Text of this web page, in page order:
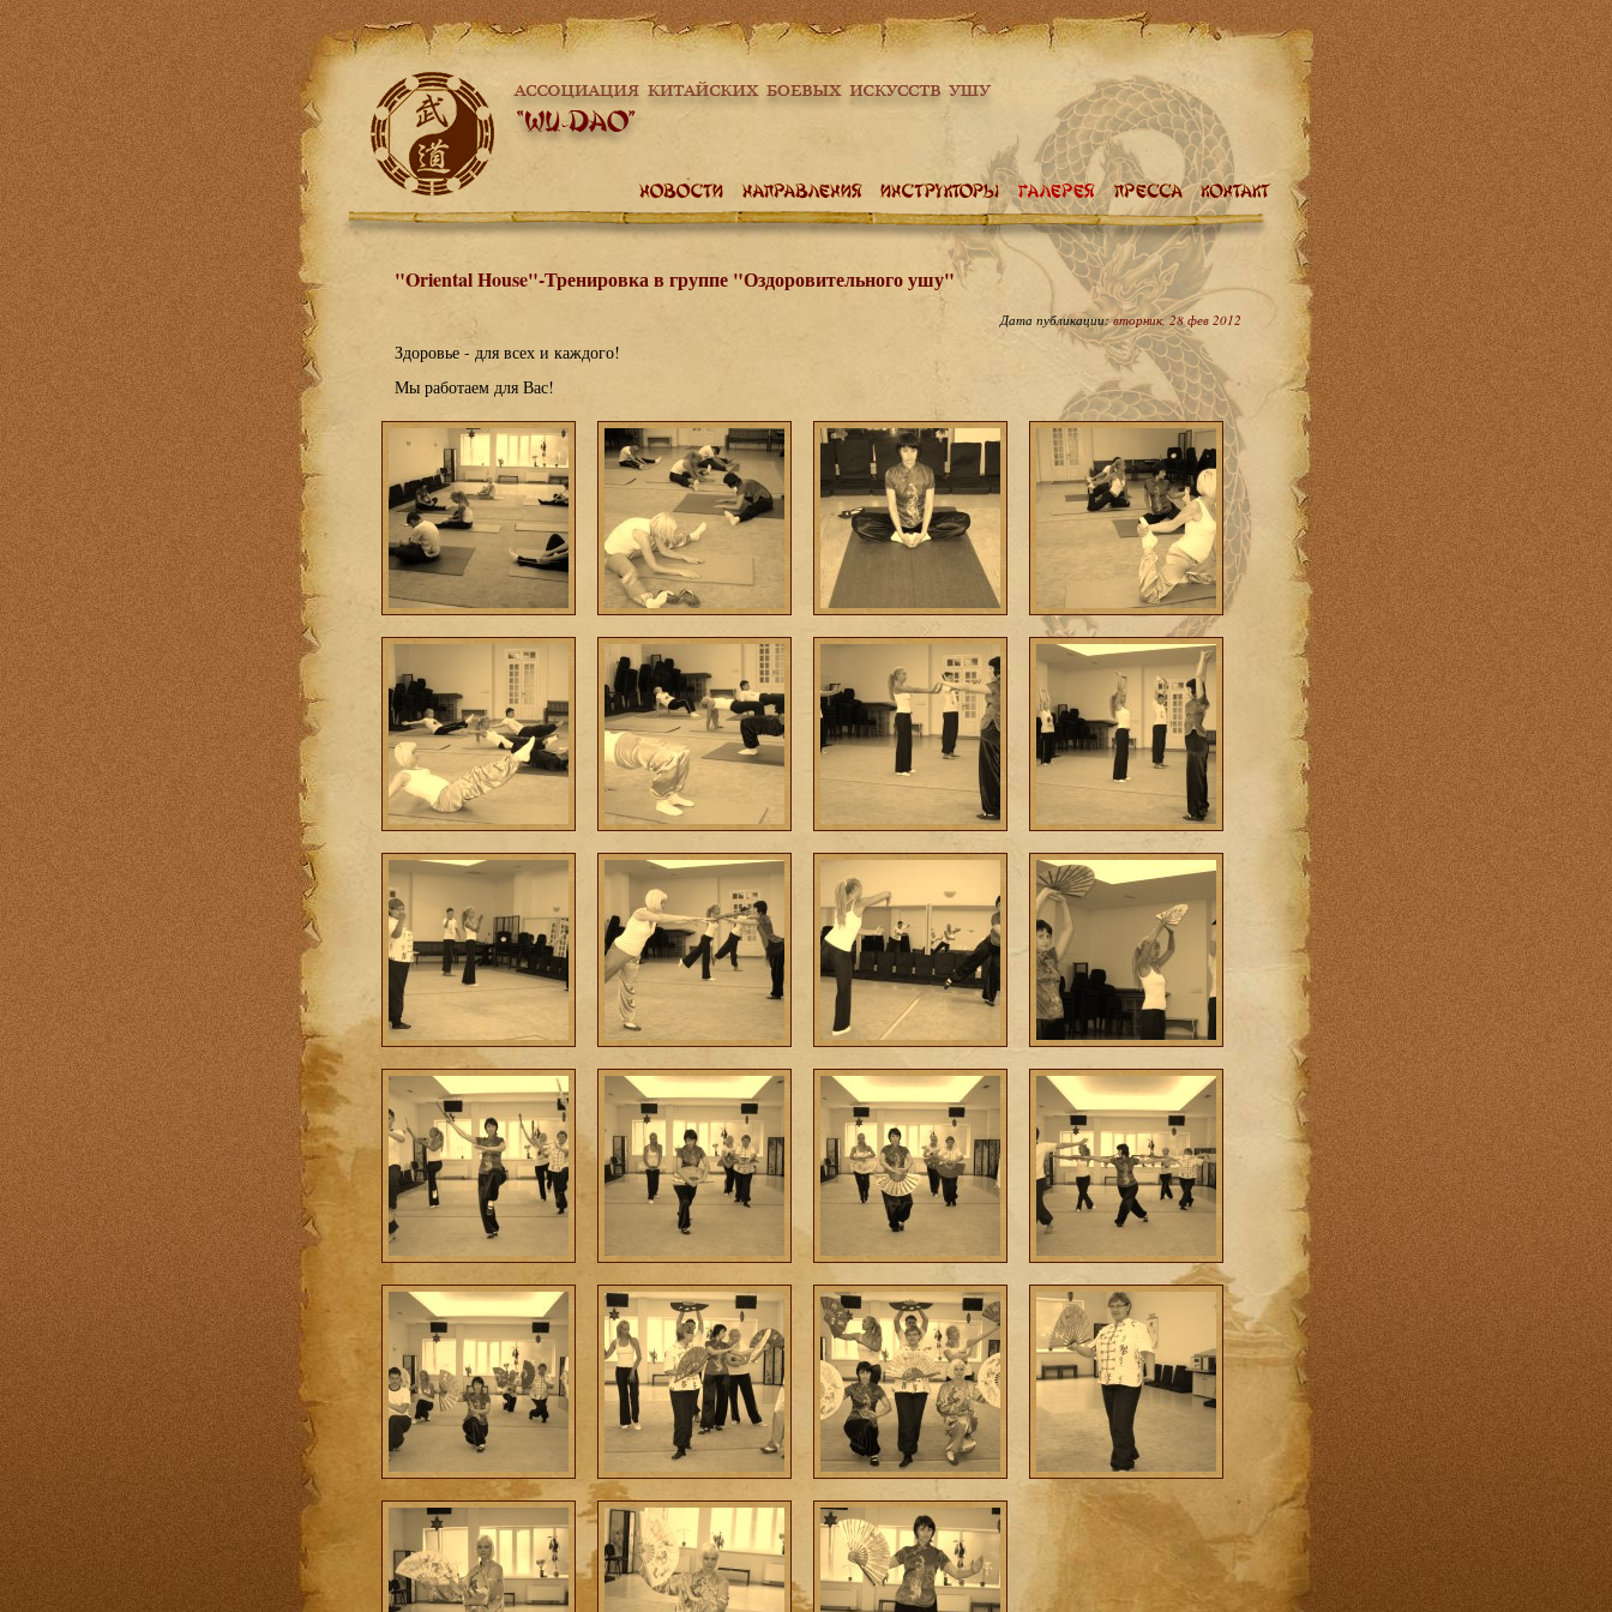
"Oriental House"-Тренировка в группе "Оздоровительного ушу"
Дата публикации:вторник, 28 фев 2012
Здоровье - для всех и каждого!
Мы работаем для Вас!